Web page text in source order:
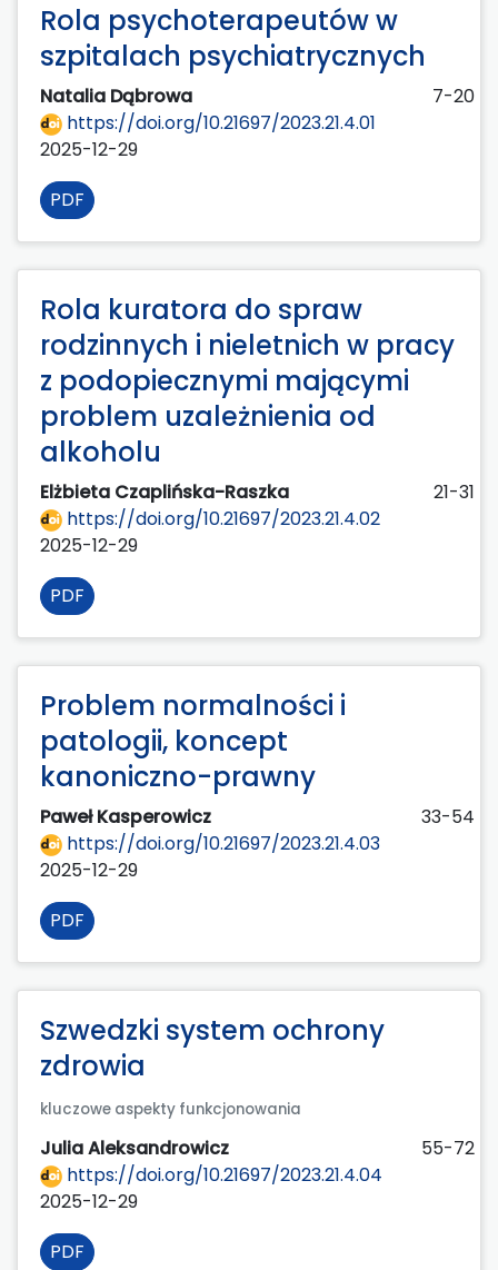
Rola psychoterapeutów w
szpitalach psychiatrycznych
Natalia Dąbrowa
7-20
https://doi.org/10.21697/2023.21.4.01
2025-12-29
PDF
Rola kuratora do spraw
rodzinnych i nieletnich w pracy
z podopiecznymi mającymi
problem uzależnienia od
alkoholu
Elżbieta Czaplińska-Raszka
21-31
https://doi.org/10.21697/2023.21.4.02
2025-12-29
PDF
Problem normalności i
patologii, koncept
kanoniczno-prawny
Paweł Kasperowicz
33-54
https://doi.org/10.21697/2023.21.4.03
2025-12-29
PDF
Szwedzki system ochrony
zdrowia
kluczowe aspekty funkcjonowania
Julia Aleksandrowicz
55-72
https://doi.org/10.21697/2023.21.4.04
2025-12-29
PDF